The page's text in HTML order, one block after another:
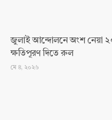
জুলাই আন্দোলনে অংশ নেয়া
ক্ষতিপূরণ দিতে রুল
মে ৪, ২০২৬